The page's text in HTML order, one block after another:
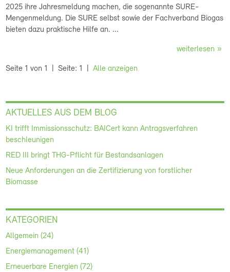
2025 ihre Jahresmeldung machen, die sogenannte SURE-
Mengenmeldung. Die SURE selbst sowie der Fachverband Biogas
bieten dazu praktische Hilfe an. ...
weiterlesen
Seite 1 von 1 Seite: 1 Alle anzeigen
AKTUELLES AUS DEM BLOG
KI trifft Immissionsschutz: BAICert kann Antragsverfahren
beschleunigen
RED III bringt THG-Pflicht für Bestandsanlagen
Neue Anforderungen an die Zertifizierung von forstlicher
Biomasse
KATEGORIEN
Allgemein (24)
Energiemanagement (41)
Erneuerbare Energien (72)